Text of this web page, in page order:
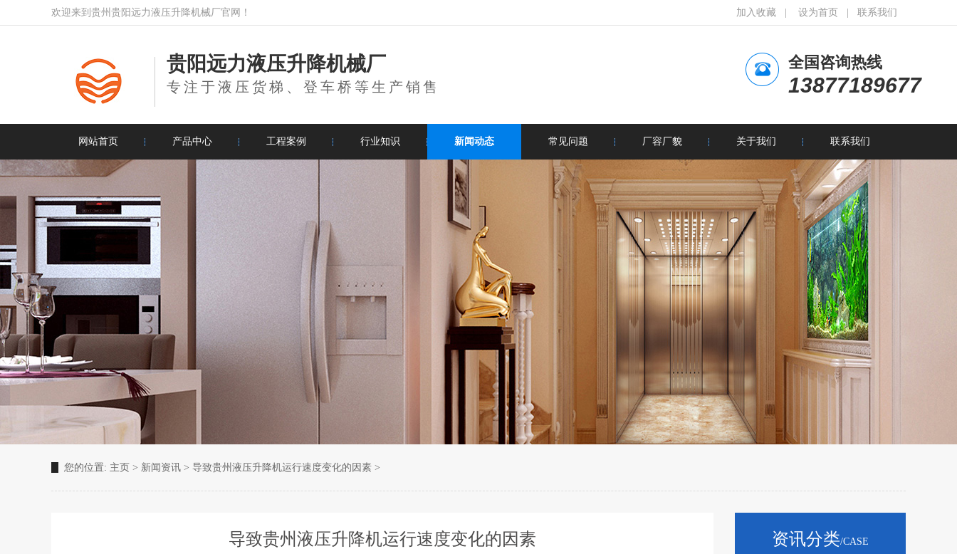
欢迎来到贵州贵阳远力液压升降机械厂官网！ 加入收藏 设为首页 联系我们
贵阳远力液压升降机械厂
专注于液压货梯、登车桥等生产销售
全国咨询热线
13877189677
网站首页 产品中心 工程案例 行业知识 新闻动态 常见问题 厂容厂貌 关于我们 联系我们
您的位置: 主页 > 新闻资讯 > 导致贵州液压升降机运行速度变化的因素 >
导致贵州液压升降机运行速度变化的因素 资讯分类/CASE